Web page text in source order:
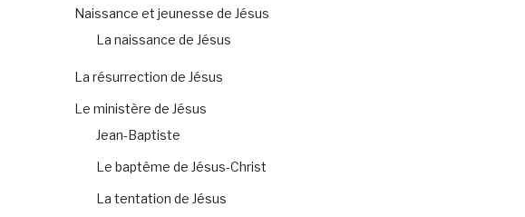
Naissance et jeunesse de Jésus
La naissance de Jésus
La résurrection de Jésus
Le ministère de Jésus
Jean-Baptiste
Le baptême de Jésus-Christ
La tentation de Jésus